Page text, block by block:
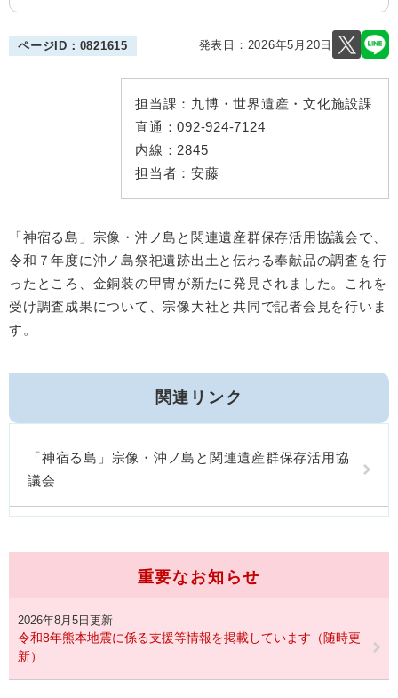
ページID：0821615 発表日： 2026年5月20日
担当課： 九博・世界遺産・文化施設課
直通：092-924-7124
内線： 2845
担当者： 安藤
「神宿る島」宗像・沖ノ島と関連遺産群保存活用協議会で、
令和７年度に沖ノ島祭祀遺跡出土と伝わる奉献品の調査を行
ったところ、金銅装の甲冑が新たに発見されました。これを
受け調査成果について、宗像大社と共同で記者会見を行いま
す。
関連リンク
「神宿る島」宗像・沖ノ島と関連遺産群保存活用協
議会
重要なお知らせ
2026年8月5日更新
令和8年熊本地震に係る支援等情報を掲載しています（随時更
新）